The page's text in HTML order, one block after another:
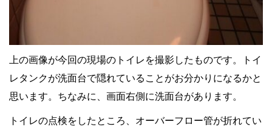
上の画像が今回の現場のトイレを撮影したものです。トイ
レタンクが洗面台で隠れていることがお分かりになるかと
思います。ちなみに、画面右側に洗面台があります。
トイレの点検をしたところ、オーバーフロー管が折れてい